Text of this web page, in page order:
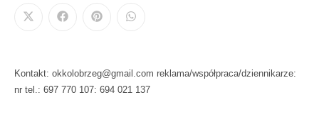
Kontakt: okkolobrzeg@gmail.com reklama/współpraca/dziennikarze:
nr tel.: 697 770 107: 694 021 137